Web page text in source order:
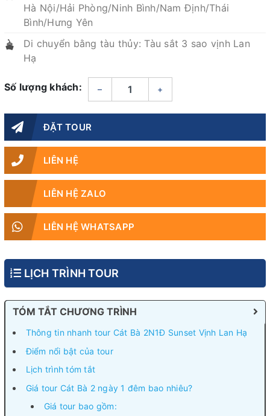
Hà Nội/Hải Phòng/Ninh Bình/Nam Định/Thái
Bình/Hưng Yên
Di chuyển bằng tàu thủy: Tàu sắt 3 sao vịnh Lan
Hạ
Số lượng khách: – +
ĐẶT TOUR
LIÊN HỆ
LIÊN HỆ ZALO
LIÊN HỆ WHATSAPP
LỊCH TRÌNH TOUR
TÓM TẮT CHƯƠNG TRÌNH
Thông tin nhanh tour Cát Bà 2N1Đ Sunset Vịnh Lan Hạ
Điểm nổi bật của tour
Lịch trình tóm tắt
Giá tour Cát Bà 2 ngày 1 đêm bao nhiêu?
Giá tour bao gồm: